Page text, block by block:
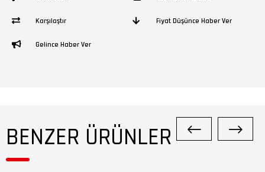
Karşılaştır Fiyat Düşünce Haber Ver
Gelince Haber Ver
BENZER ÜRÜNLER